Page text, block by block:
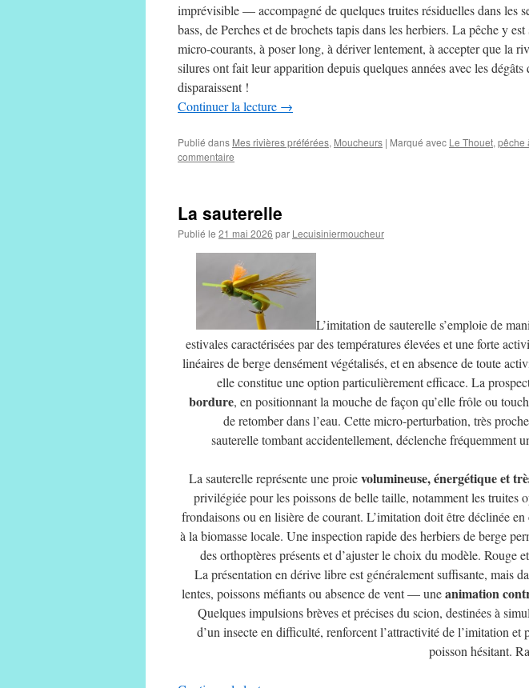
imprévisible — accompagné de quelques truites résiduelles dans les
bass, de Perches et de brochets tapis dans les herbiers. La pêche y
micro‑courants, à poser long, à dériver lentement, à accepter que la
silures ont fait leur apparition depuis quelques années avec les dégâts
disparaissent !
Continuer la lecture →
Publié dans Mes rivières préférées, Moucheurs | Marqué avec Le Thouet, pêche
commentaire
La sauterelle
Publié le 21 mai 2026 par Lecuisiniermoucheur
L’imitation de sauterelle s’emploie de
estivales caractérisées par des températures élevées et une forte
linéaires de berge densément végétalisés, et en absence de toute
elle constitue une option particulièrement efficace. La
bordure, en positionnant la mouche de façon qu’elle frôle ou
de retomber dans l’eau. Cette micro‑perturbation, très
sauterelle tombant accidentellement, déclenche fréquemment
La sauterelle représente une proievolumineuse, énergétique et
privilégiée pour les poissons de belle taille, notamment les truites
frondaisons ou en lisière de courant. L’imitation doit être déclinée en
à la biomasse locale. Une inspection rapide des herbiers de berge
des orthoptères présents et d’ajuster le choix du modèle. Rouge
La présentation en dérive libre est généralement suffisante, mais
lentes, poissons méfiants ou absence de vent — uneanimation
Quelques impulsions brèves et précises du scion, destinées à
d’un insecte en difficulté, renforcent l’attractivité de l’imitation et
poisson hésitant.